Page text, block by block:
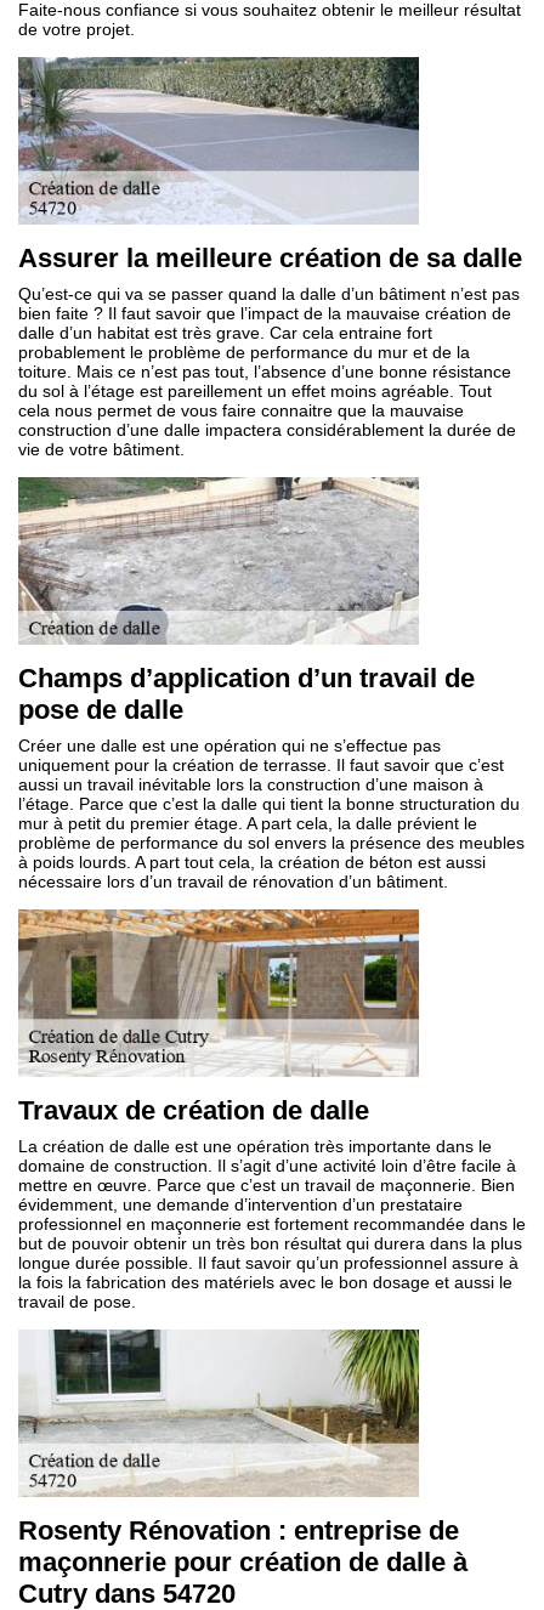
Faite-nous confiance si vous souhaitez obtenir le meilleur résultat
de votre projet.
Assurer la meilleure création de sa dalle
Qu’est-ce qui va se passer quand la dalle d’un bâtiment n’est pas
bien faite ? Il faut savoir que l’impact de la mauvaise création de
dalle d’un habitat est très grave. Car cela entraine fort
probablement le problème de performance du mur et de la
toiture. Mais ce n’est pas tout, l’absence d’une bonne résistance
du sol à l’étage est pareillement un effet moins agréable. Tout
cela nous permet de vous faire connaitre que la mauvaise
construction d’une dalle impactera considérablement la durée de
vie de votre bâtiment.
Champs d’application d’un travail de
pose de dalle
Créer une dalle est une opération qui ne s’effectue pas
uniquement pour la création de terrasse. Il faut savoir que c’est
aussi un travail inévitable lors la construction d’une maison à
l’étage. Parce que c’est la dalle qui tient la bonne structuration du
mur à petit du premier étage. A part cela, la dalle prévient le
problème de performance du sol envers la présence des meubles
à poids lourds. A part tout cela, la création de béton est aussi
nécessaire lors d’un travail de rénovation d’un bâtiment.
Travaux de création de dalle
La création de dalle est une opération très importante dans le
domaine de construction. Il s’agit d’une activité loin d’être facile à
mettre en œuvre. Parce que c’est un travail de maçonnerie. Bien
évidemment, une demande d’intervention d’un prestataire
professionnel en maçonnerie est fortement recommandée dans le
but de pouvoir obtenir un très bon résultat qui durera dans la plus
longue durée possible. Il faut savoir qu’un professionnel assure à
la fois la fabrication des matériels avec le bon dosage et aussi le
travail de pose.
Rosenty Rénovation : entreprise de
maçonnerie pour création de dalle à
Cutry dans 54720